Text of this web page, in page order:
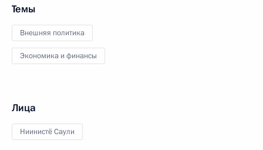
Темы
Внешняя политика
Экономика и финансы
Лица
Ниинистё Саули